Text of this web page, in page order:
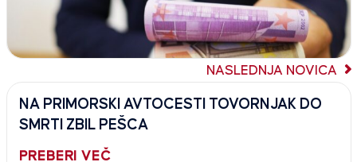
NASLEDNJA NOVICA
NA PRIMORSKI AVTOCESTI TOVORNJAK DO
SMRTI ZBIL PEŠCA
PREBERI VEČ